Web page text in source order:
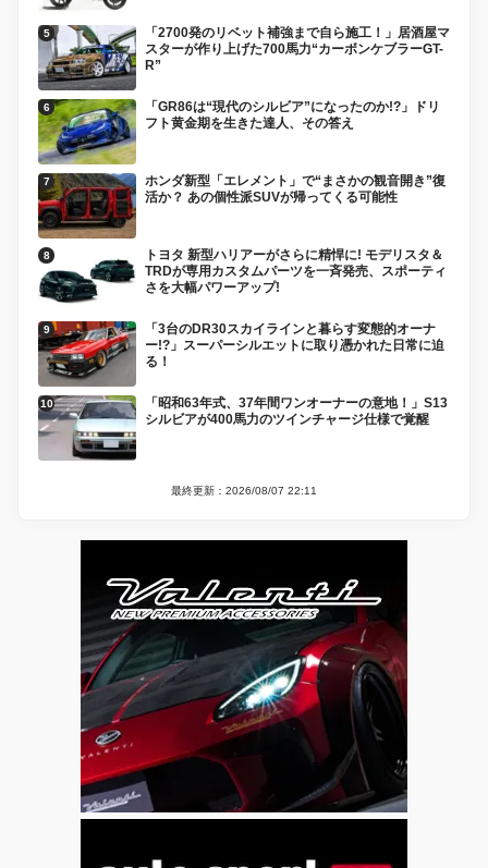
「2700発のリベット補強まで自ら施工！」居酒屋マ
スターが作り上げた700馬力“カーボンケブラーGT-
R”
「GR86は“現代のシルビア”になったのか!?」ドリ
フト黄金期を生きた達人、その答え
ホンダ新型「エレメント」で“まさかの観音開き”復
活か？ あの個性派SUVが帰ってくる可能性
トヨタ 新型ハリアーがさらに精悍に! モデリスタ＆
TRDが専用カスタムパーツを一斉発売、スポーティ
さを大幅パワーアップ!
「3台のDR30スカイラインと暮らす変態的オーナ
ー!?」スーパーシルエットに取り憑かれた日常に迫
る！
「昭和63年式、37年間ワンオーナーの意地！」S13
シルビアが400馬力のツインチャージ仕様で覚醒
最終更新：2026/08/07 22:11